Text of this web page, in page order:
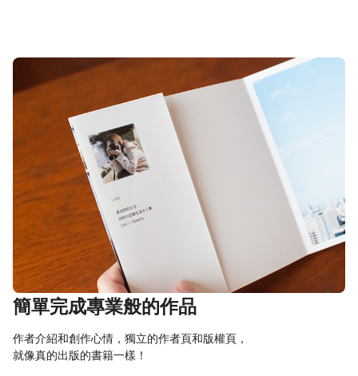
簡單完成專業般的作品
作者介紹和創作心情，獨立的作者頁和版權頁，
就像真的出版的書籍一樣！